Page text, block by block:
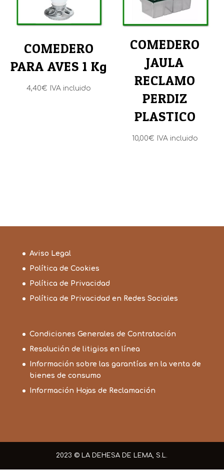
COMEDERO
PARA AVES 1 Kg
4,40€ IVA incluido
COMEDERO
JAULA
RECLAMO
PERDIZ
PLASTICO
10,00€ IVA incluido
Aviso Legal
Política de Cookies
Política de Privacidad
Política de Privacidad en Redes Sociales
Condiciones Generales de Contratación
Resolución de litigios en línea
Información sobre las garantías en la venta de
bienes de consumo
Información Hojas de Reclamación
2023 © LA DEHESA DE LEMA, S.L.